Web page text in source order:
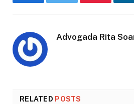
FacebookTwitter Pinterest
Advogada Rita
RELATED POSTS